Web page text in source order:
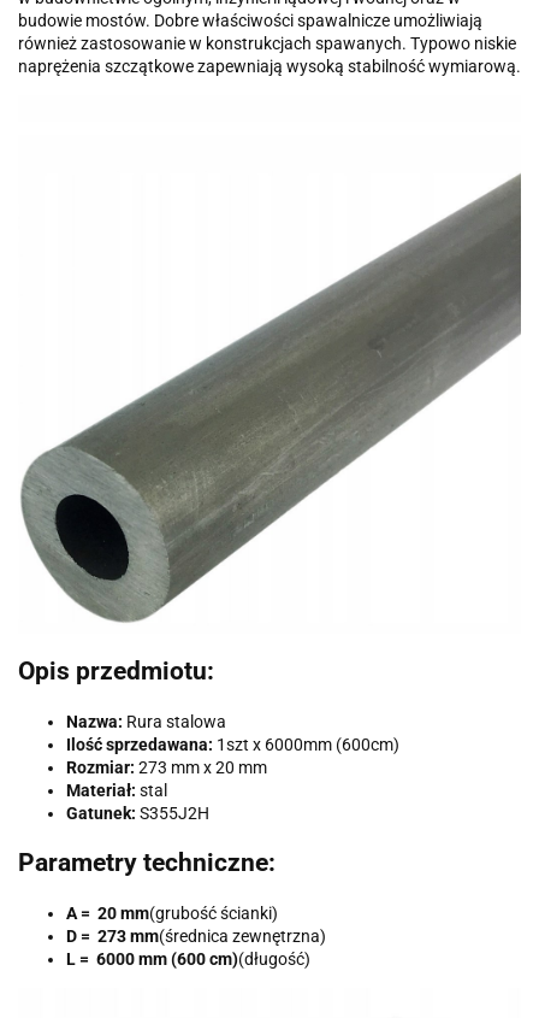
budowie mostów. Dobre właściwości spawalnicze umożliwiają
również zastosowanie w konstrukcjach spawanych. Typowo niskie
naprężenia szczątkowe zapewniają wysoką stabilność wymiarową.
Opis przedmiotu:
Nazwa: Rura stalowa
Ilość sprzedawana: 1szt x 6000mm (600cm)
Rozmiar: 273 mm x 20 mm
Materiał: stal
Gatunek: S355J2H
Parametry techniczne:
A = 20 mm(grubość ścianki)
D = 273 mm(średnica zewnętrzna)
L = 6000 mm (600 cm)(długość)